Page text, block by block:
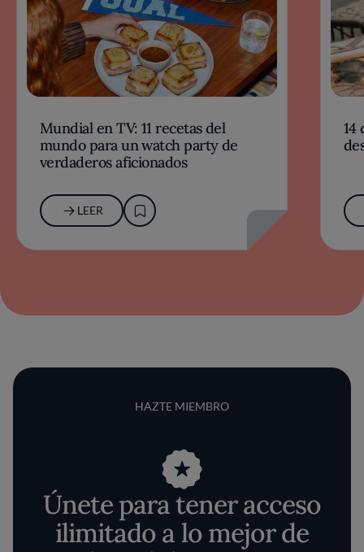
Mundial en TV: 11 recetas del
mundo para un watch party de
verdaderos aficionados
LEER
14
HAZTE MIEMBRO
Únete para tener acceso
ilimitado a lo mejor de